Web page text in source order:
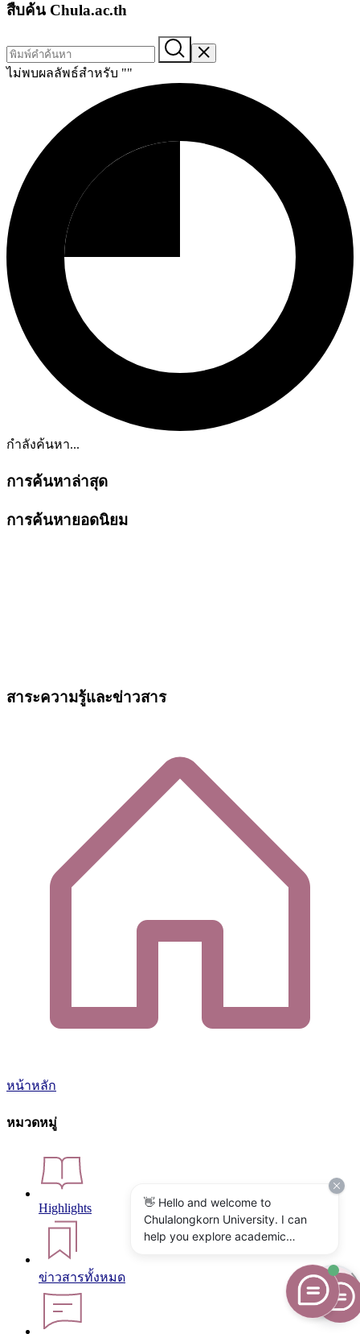
สืบค้น Chula.ac.th
ไม่พบผลลัพธ์สำหรับ ""
กำลังค้นหา...
การค้นหาล่าสุด
การค้นหายอดนิยม
สาระความรู้และข่าวสาร
หน้าหลัก
หมวดหมู่
Highlights
ข่าวสารทั้งหมด
👋 Hello and welcome to
Chulalongkorn University. I can
help you explore academic